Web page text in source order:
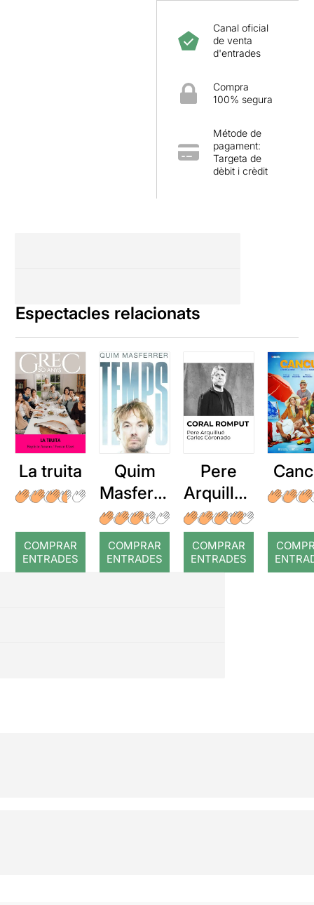
Canal oficial
de venta
d'entrades
Compra
100% segura
Métode de
pagament:
Targeta de
dèbit i crèdit
Espectacles relacionats
La truita
COMPRAR
ENTRADES
Quim
Masferre
r: Temps
COMPRAR
ENTRADES
Pere
Arquillué
: Coral
romput
COMPRAR
ENTRADES